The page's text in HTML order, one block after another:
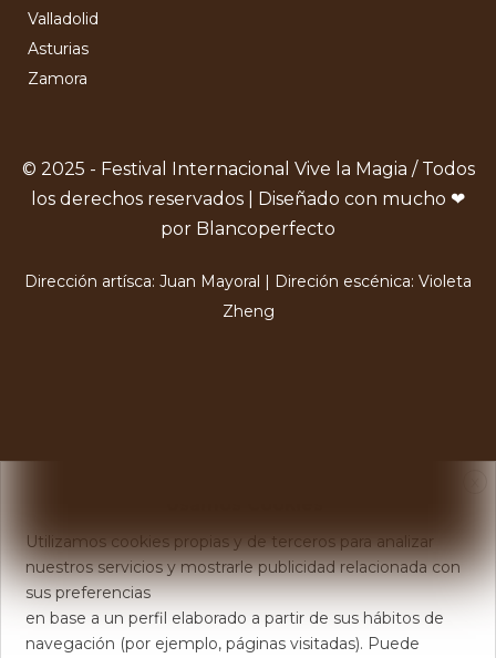
Valladolid
Asturias
Zamora
© 2025 - Festival Internacional Vive la Magia / Todos
los derechos reservados | Diseñado con mucho ❤
por Blancoperfecto
Dirección artísca: Juan Mayoral | Direción escénica: Violeta
Zheng
Utilizamos cookies propias y de terceros para analizar
nuestros servicios y mostrarle publicidad relacionada con
sus preferencias
en base a un perfil elaborado a partir de sus hábitos de
navegación (por ejemplo, páginas visitadas). Puede